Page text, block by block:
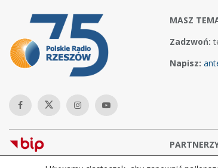
MASZ
Zadzwoń:
Napisz: